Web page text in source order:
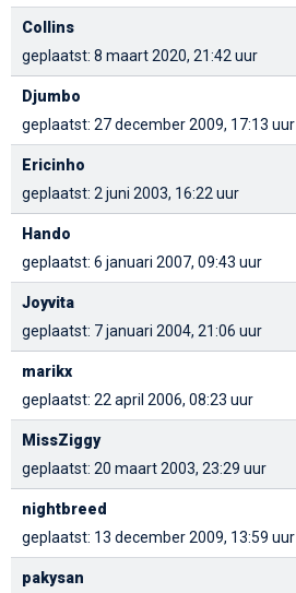
Collins
geplaatst: 8 maart 2020, 21:42 uur
Djumbo
geplaatst: 27 december 2009, 17:13 uur
Ericinho
geplaatst: 2 juni 2003, 16:22 uur
Hando
geplaatst: 6 januari 2007, 09:43 uur
Joyvita
geplaatst: 7 januari 2004, 21:06 uur
marikx
geplaatst: 22 april 2006, 08:23 uur
MissZiggy
geplaatst: 20 maart 2003, 23:29 uur
nightbreed
geplaatst: 13 december 2009, 13:59 uur
pakysan